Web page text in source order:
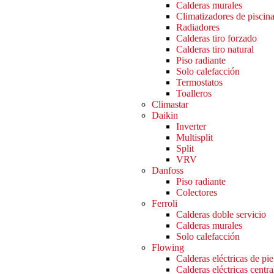
Calderas murales
Climatizadores de piscina
Radiadores
Calderas tiro forzado
Calderas tiro natural
Piso radiante
Solo calefacción
Termostatos
Toalleros
Climastar
Daikin
Inverter
Multisplit
Split
VRV
Danfoss
Piso radiante
Colectores
Ferroli
Calderas doble servicio
Calderas murales
Solo calefacción
Flowing
Calderas eléctricas de pie
Calderas eléctricas